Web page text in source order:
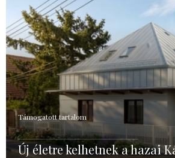
Támogatott tartalom
Új életre kelhetnek a hazai